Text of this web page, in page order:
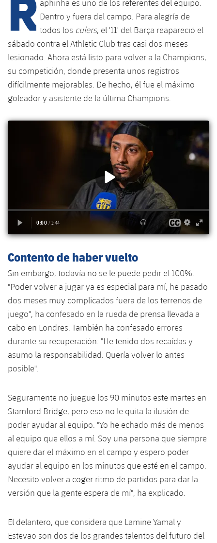
plusicon
más
Instalaciones
Spotify Camp Nou
Ciutat Esportiva
Servicios Médicos
Acreditaciones
Instalaciones
SUB13
SUB12
SUB11 A
SUB8 A
SUB8 B
SUB13 B
SUB12 C
SUB11 C
Entradas
Gameday Shows
Resultados
Clasificación
Jugadores
Base
Barça Atlètic
Junior
Cadete A
Cadete B
Campus Verano
PLUSICON
MÁS
Primer Equipo
plusicon
más
Actualidad
Calendario
Jugadores
Fotos
Historia
Palmarés
Barça Atlètic
plusicon
más
Clasificaciones
Jugadores
Cadete B
Infantil A
Infantil B
Calendario
Entradas
Resultados
Clasificaciones
Jugadors
Fotos
Palmarés
Calendario
Resultados
Jugadores
Clasificaciones
plusicon
más
Cadete
Infantil
Alevín
PLUSICON
MÁS
Primer equipo
plusicon
más
Actualidad
Calendario
Resultados
Clasificaciones
Jugadores
Fotos
Historia
plusicon
más
Actualidad
Calendario
Resultados
Jugadores
Clasificaciones
plusicon
más
Actualidad
Barça C
Junior
Juvenil
Infantil
Alevín
Campus Verano
PLUSICON
MÁS
Información general
plusicon
más
Noticias
Atletismo
plusicon
más
Actualidad
Femenino
Baloncesto en silla de ruedas
plusicon
más
Jugadores
Actualidad
Hockey hierba
plusicon
más
aphinha es uno de los referentes del equipo.
Dentro y fuera del campo. Para alegría de
todos los culers, el '11' del Barça reapareció el
sábado contra el Athletic Club tras casi dos meses
lesionado. Ahora está listo para volver a la Champions,
su competición, donde presenta unos registros
difícilmente mejorables. De hecho, él fue el máximo
goleador y asistente de la última Champions.
Contento de haber vuelto
Sin embargo, todavía no se le puede pedir el 100%.
"Poder volver a jugar ya es especial para mí, he pasado
dos meses muy complicados fuera de los terrenos de
juego", ha confesado en la rueda de prensa llevada a
cabo en Londres. También ha confesado errores
durante su recuperación: "He tenido dos recaídas y
asumo la responsabilidad. Quería volver lo antes
posible".
Seguramente no juegue los 90 minutos este martes en
Stamford Bridge, pero eso no le quita la ilusión de
poder ayudar al equipo. "Yo he echado más de menos
al equipo que ellos a mí. Soy una persona que siempre
quiere dar el máximo en el campo y espero poder
ayudar al equipo en los minutos que esté en el campo.
Necesito volver a coger ritmo de partidos para dar la
versión que la gente espera de mí", ha explicado.
El delantero, que considera que Lamine Yamal y
Estevao son dos de los grandes talentos del futuro del